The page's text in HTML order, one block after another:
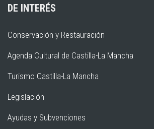
DE INTERÉS
Conservación y Restauración
Agenda Cultural de Castilla-La Mancha
Turismo Castilla-La Mancha
Legislación
Ayudas y Subvenciones